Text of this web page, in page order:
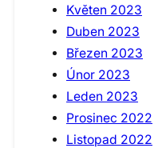
Květen 2023
Duben 2023
Březen 2023
Únor 2023
Leden 2023
Prosinec 2022
Listopad 2022